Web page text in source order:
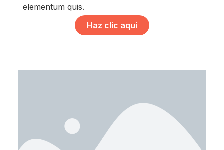
elementum quis.
Haz clic aquí